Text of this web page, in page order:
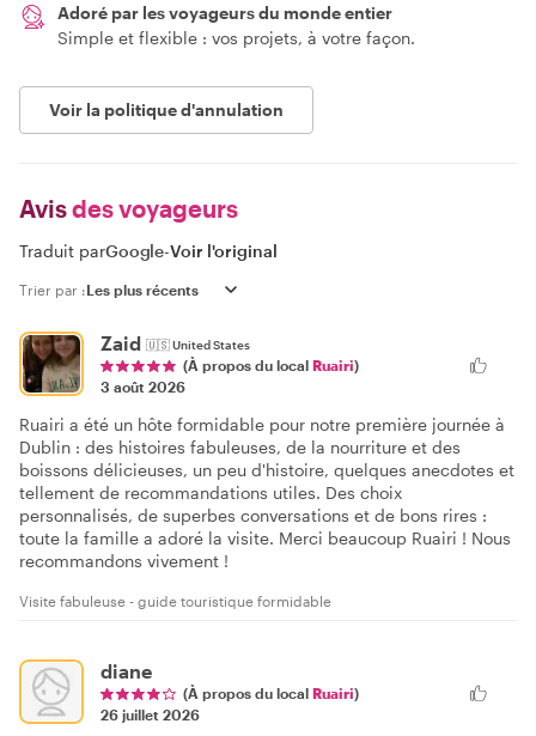
Adoré par les voyageurs du monde entier
Simple et flexible : vos projets, à votre façon.
Voir la politique d'annulation
Avisdes voyageurs
Traduit parGoogle-Voir l'original
Trier par :
Zaid 🇺🇸United States
(À propos du local Ruairi)
3 août 2026
Ruairi a été un hôte formidable pour notre première journée à
Dublin : des histoires fabuleuses, de la nourriture et des
boissons délicieuses, un peu d'histoire, quelques anecdotes et
tellement de recommandations utiles. Des choix
personnalisés, de superbes conversations et de bons rires :
toute la famille a adoré la visite. Merci beaucoup Ruairi ! Nous
recommandons vivement !
Visite fabuleuse - guide touristique formidable
diane
(À propos du local Ruairi)
26 juillet 2026